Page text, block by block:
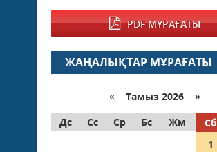
PDF МҰРАҒАТЫ
ЖАҢАЛЫҚТАР МҰРАҒАТЫ
« Тамыз 2026 »
Дс
Сс Ср Бс Жм Сб
1